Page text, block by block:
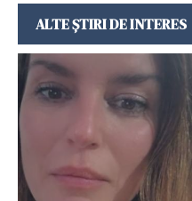
ALTE ȘTIRI DE INTERES